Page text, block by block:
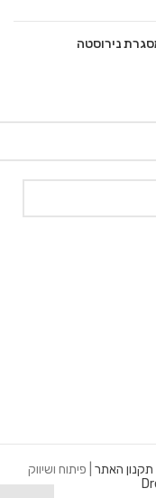
תקנון האתר | פיתוח ושיווק